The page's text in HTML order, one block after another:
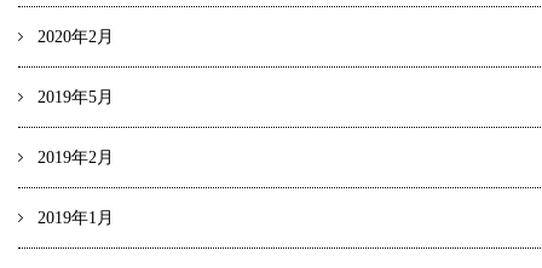
2020年2月
2019年5月
2019年2月
2019年1月